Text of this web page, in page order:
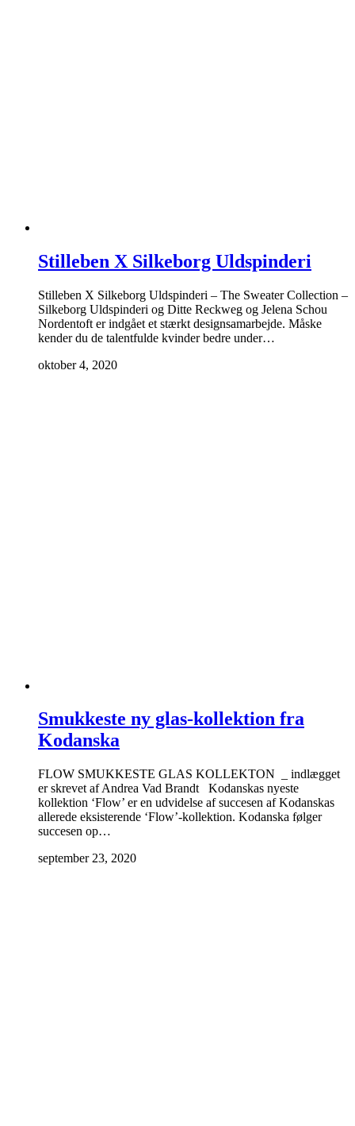
Stilleben X Silkeborg Uldspinderi
Stilleben X Silkeborg Uldspinderi – The Sweater Collection –
Silkeborg Uldspinderi og Ditte Reckweg og Jelena Schou
Nordentoft er indgået et stærkt designsamarbejde. Måske
kender du de talentfulde kvinder bedre under…
oktober 4, 2020
Smukkeste ny glas-kollektion fra
Kodanska
FLOW SMUKKESTE GLAS KOLLEKTON _ indlægget
er skrevet af Andrea Vad Brandt Kodanskas nyeste
kollektion ‘Flow’ er en udvidelse af succesen af Kodanskas
allerede eksisterende ‘Flow’-kollektion. Kodanska følger
succesen op…
september 23, 2020